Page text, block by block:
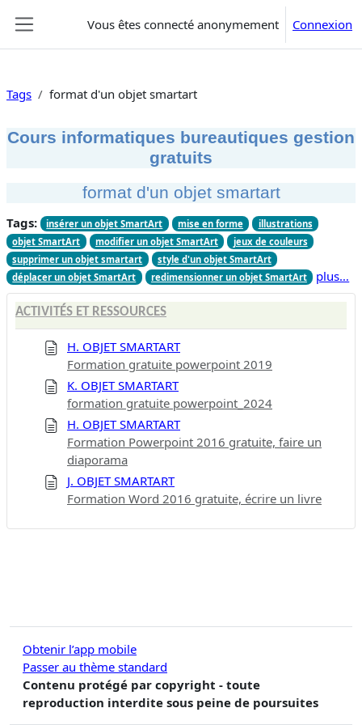
Vous êtes connecté anonymement Connexion
Tags format d'un objet smartart
Cours informatiques bureautiques gestion
gratuits
format d'un objet smartart
Tags: insérer un objet SmartArt mise en forme
illustrations
objet SmartArt
modifier un objet SmartArt
jeux de couleurs
supprimer un objet smartart
style d'un objet SmartArt
déplacer un objet SmartArt
redimensionner un objet SmartArt plus…
ACTIVITÉS ET RESSOURCES
H. OBJET SMARTART
Formation gratuite powerpoint 2019
K. OBJET SMARTART
formation gratuite powerpoint_2024
H. OBJET SMARTART
Formation Powerpoint 2016 gratuite, faire un
diaporama
J. OBJET SMARTART
Formation Word 2016 gratuite, écrire un livre
Obtenir l’app mobile
Passer au thème standard
Contenu protégé par copyright - toute
reproduction interdite sous peine de poursuites